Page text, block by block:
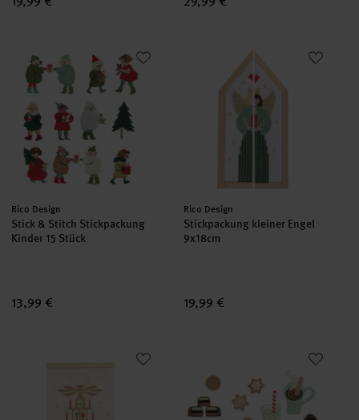
set
Stick & Stitch Stickpackung Kinder 15 Stück
Hersteller:
Rico Design
Stick & Stitch Stickpackung
Kinder 15 Stück
13,99 €
Stickpackung kleiner Engel
Hersteller:
Rico Design
Stickpackung kleiner Engel
9x18cm
19,99 €
Stickpackung Adventskalender LichterpyramideStick & Stitch Stickpackung